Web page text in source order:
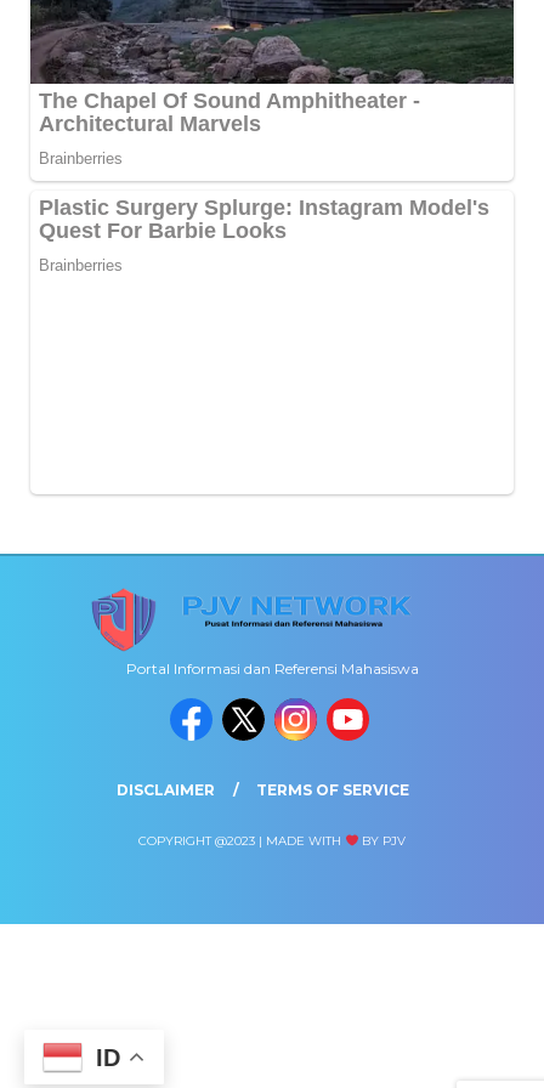
ID
Portal Informasi dan Referensi Mahasiswa
DISCLAIMER TERMS OF SERVICE
COPYRIGHT @2023 | MADE WITH BY PJV